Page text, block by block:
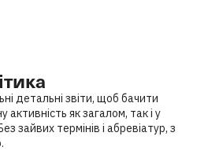
детальні звіти, щоб бачити
як загалом, так і у
зайвих термінів і абревіатур, з